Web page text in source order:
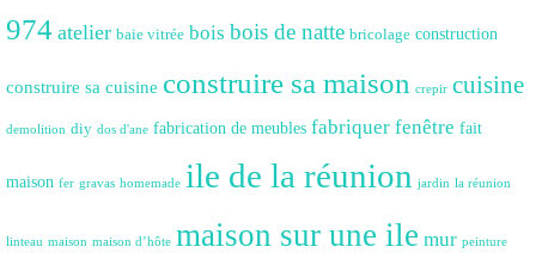
974 atelier baie vitrée bois bois de natte bricolage construction
construire sa cuisine construire sa maison crepir cuisine
demolition diy dos d'ane fabrication de meubles fabriquer fenêtre fait
maison fer gravas homemade ile de la réunion jardin la réunion
linteau maison maison d’hôte maison sur une ile mur peinture